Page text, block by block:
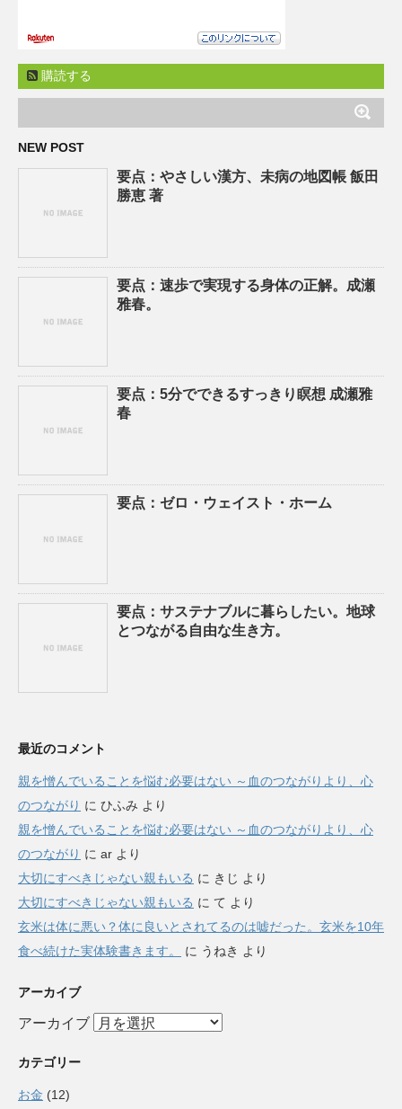
購読する
NEW POST
要点：やさしい漢方、未病の地図帳 飯田
勝恵 著
要点：速歩で実現する身体の正解。成瀬
雅春。
要点：5分でできるすっきり瞑想 成瀬雅
春
要点：ゼロ・ウェイスト・ホーム
要点：サステナブルに暮らしたい。地球
とつながる自由な生き方。
最近のコメント
親を憎んでいることを悩む必要はない ～血のつながりより、心
のつながり に ひふみ より
親を憎んでいることを悩む必要はない ～血のつながりより、心
のつながり に ar より
大切にすべきじゃない親もいる に きじ より
大切にすべきじゃない親もいる に て より
玄米は体に悪い？体に良いとされてるのは嘘だった。玄米を10年
食べ続けた実体験書きます。
に うねき より
アーカイブ
アーカイブ
カテゴリー
お金 (12)